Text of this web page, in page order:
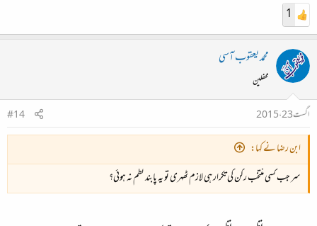
1
محمد یعقوب آسی
محفلین
اگست 23، 2015
#14
ابن رضا نے کہا:
سر جب کسی منتخب رکن کی تکرار ہی لازم ٹھہری تو یہ پابند نظم نہ ہوئی؟